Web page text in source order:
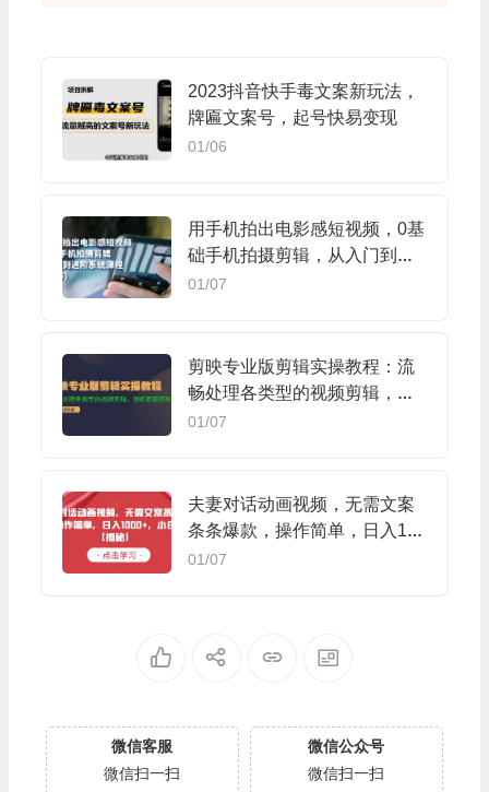
2023抖音快手毒文案新玩法，
牌匾文案号，起号快易变现
01/06
用手机拍出电影感短视频，0基
础手机拍摄剪辑，从入门到进
阶系统课程(125节)
01/07
剪映专业版剪辑实操教程：流
畅处理各类型的视频剪辑，熟
练使用剪映专业版
01/07
夫妻对话动画视频，无需文案
条条爆款，操作简单，日入100
0+，小白福音【揭秘】
01/07
微信客服
微信扫一扫
微信公众号
微信扫一扫